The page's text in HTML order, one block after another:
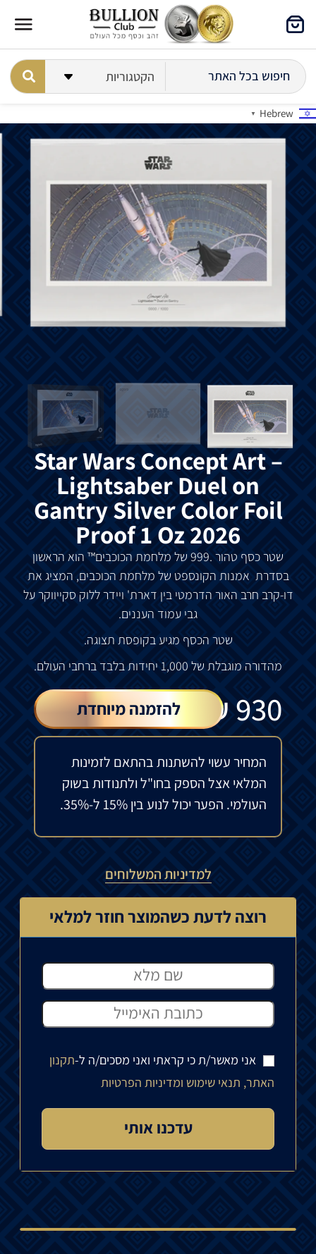
Hebrew
▼
Star Wars Concept Art –
Lightsaber Duel on
Gantry Silver Color Foil
Proof 1 Oz 2026
שטר כסף טהור .999 של מלחמת הכוכבים™ הוא הראשון
בסדרת אמנות הקונספט של מלחמת הכוכבים, המציג את
דו-קרב חרב האור הדרמטי בין דארת' ויידר ללוק סקייווקר על
גבי עמוד העננים.
שטר הכסף מגיעבקופסת תצוגה.
מהדורה מוגבלת של 1,000 יחידות בלבד ברחבי העולם.
930
₪ להזמנה מיוחדת
המחיר עשוי להשתנות בהתאם לזמינות
המלאי אצל הספק בחו"ל ולתנודות בשוק
העולמי. הפער יכול לנוע בין 15% ל-35%.
למדיניות המשלוחים
רוצה לדעת כשהמוצר חוזר למלאי
אני מאשר/ת כי קראתי ואני מסכים/ה ל-תקנון
האתר, תנאי שימוש ומדיניות הפרטיות